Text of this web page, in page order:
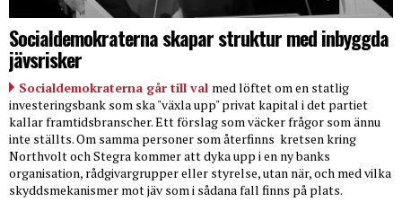
Socialdemokraterna skapar struktur med inbyggda
jävsrisker
Socialdemokraterna går till val med löftet om en statlig
investeringsbank som ska "växla upp" privat kapital i det partiet
kallar framtidsbranscher. Ett förslag som väcker frågor som ännu
inte ställts. Om samma personer som återfinns kretsen kring
Northvolt och Stegra kommer att dyka upp i en ny banks
organisation, rådgivargrupper eller styrelse, utan när, och med vilka
skyddsmekanismer mot jäv som i sådana fall finns på plats.